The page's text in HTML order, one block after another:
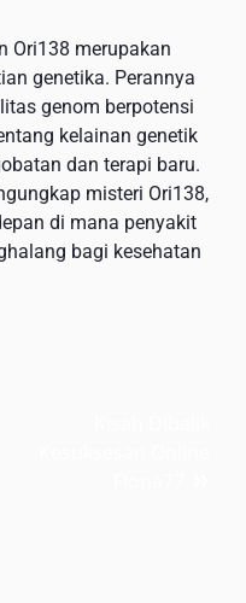
Ori138 merupakan
genetika. Perannya
genom berpotensi
kelainan genetik
dan terapi baru.
misteri Ori138,
di mana penyakit
bagi kesehatan